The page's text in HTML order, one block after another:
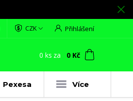
CZK Přihlášení
0 ks za 0 Kč
Pexesa Více